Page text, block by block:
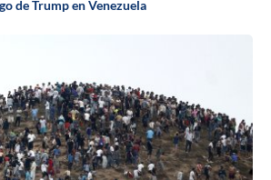
de Trump en Venezuela